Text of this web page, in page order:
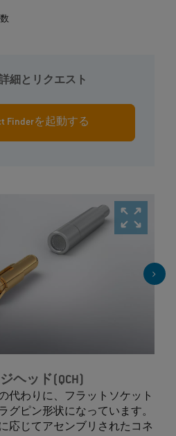
ヘッド(QCH)
代わりに、フラットソケット
グピン形状になっています。
応じてアセンブリされたコネ
細とリクエスト
Finderを起動する